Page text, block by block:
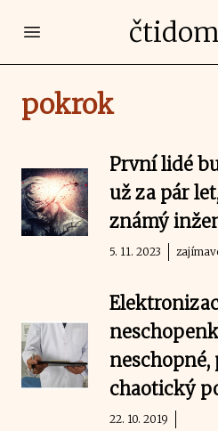
Open main menu
pokrok
První lidé
už za pár
známý
5. 11. 2023
neschopné,
chaotický
22. 10. 2019